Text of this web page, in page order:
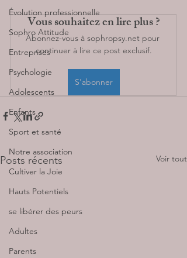
Évolution professionnelle
Sophro Attitude
Entreprises
Psychologie
Adolescents
Enfants
Sport et santé
Notre association
Cultiver la Joie
Hauts Potentiels
se libérer des peurs
Adultes
Parents
Vous souhaitez en lire plus ?
Abonnez-vous à sophropsy.net pour
continuer à lire ce post exclusif.
S'abonner
Posts récents Voir tout